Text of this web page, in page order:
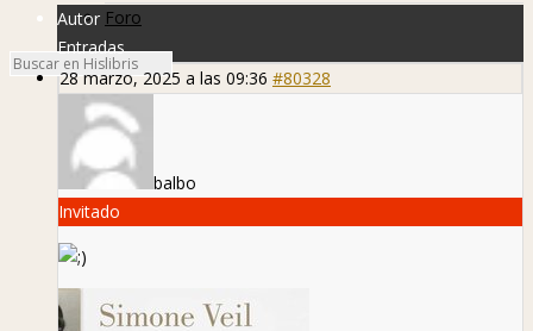
Foro
Autor
Entradas
28 marzo, 2025 a las 09:36 #80328
balbo
Invitado